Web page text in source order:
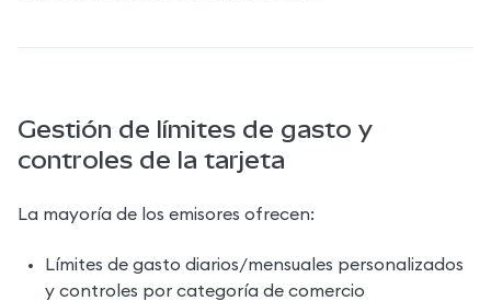
Gestión de límites de gasto y
controles de la tarjeta
La mayoría de los emisores ofrecen:
Límites de gasto diarios/mensuales personalizados
y controles por categoría de comercio